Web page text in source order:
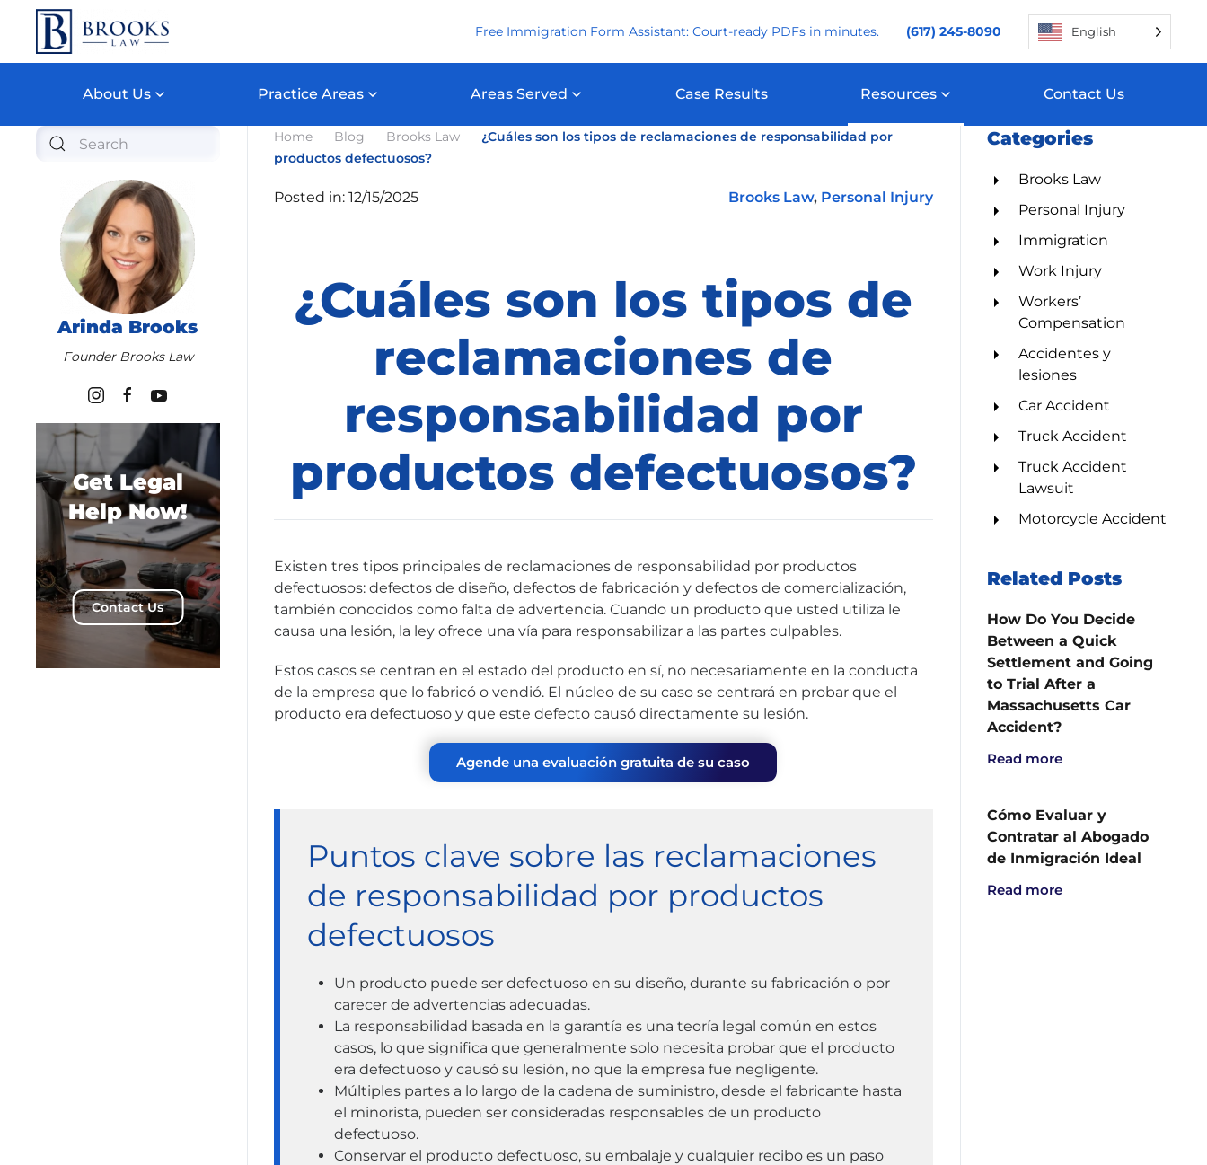
Skip to main content
Free Immigration Form Assistant: Court-ready PDFs in minutes. (617) 245-8090 English
About Us Practice Areas Areas Served Case Results Resources Contact Us
Arinda Brooks
Founder Brooks Law
Get Legal
Help Now!
Contact Us
Home Blog Brooks Law
¿Cuáles son los tipos de reclamaciones de responsabilidad por
productos defectuosos?
Posted in: 12/15/2025 Brooks Law, Personal Injury
¿Cuáles son los tipos de
reclamaciones de
responsabilidad por
productos defectuosos?
Existen tres tipos principales de reclamaciones de responsabilidad por productos
defectuosos: defectos de diseño, defectos de fabricación y defectos de comercialización,
también conocidos como falta de advertencia. Cuando un producto que usted utiliza le
causa una lesión, la ley ofrece una vía para responsabilizar a las partes culpables.
Estos casos se centran en el estado del producto en sí, no necesariamente en la conducta
de la empresa que lo fabricó o vendió. El núcleo de su caso se centrará en probar que el
producto era defectuoso y que este defecto causó directamente su lesión.
Agende una evaluación gratuita de su caso
Puntos clave sobre las reclamaciones
de responsabilidad por productos
defectuosos
Un producto puede ser defectuoso en su diseño, durante su fabricación o por
carecer de advertencias adecuadas.
La responsabilidad basada en la garantía es una teoría legal común en estos
casos, lo que significa que generalmente solo necesita probar que el producto
era defectuoso y causó su lesión, no que la empresa fue negligente.
Múltiples partes a lo largo de la cadena de suministro, desde el fabricante hasta
el minorista, pueden ser consideradas responsables de un producto
defectuoso.
Conservar el producto defectuoso, su embalaje y cualquier recibo es un paso
Categories
Brooks Law
Personal Injury
Immigration
Work Injury
Workers’
Compensation
Accidentes y
lesiones
Car Accident
Truck Accident
Truck Accident
Lawsuit
Motorcycle Accident
Related Posts
How Do You Decide
Between a Quick
Settlement and Going
to Trial After a
Massachusetts Car
Accident?
Read more
Cómo Evaluar y
Contratar al Abogado
de Inmigración Ideal
Read more